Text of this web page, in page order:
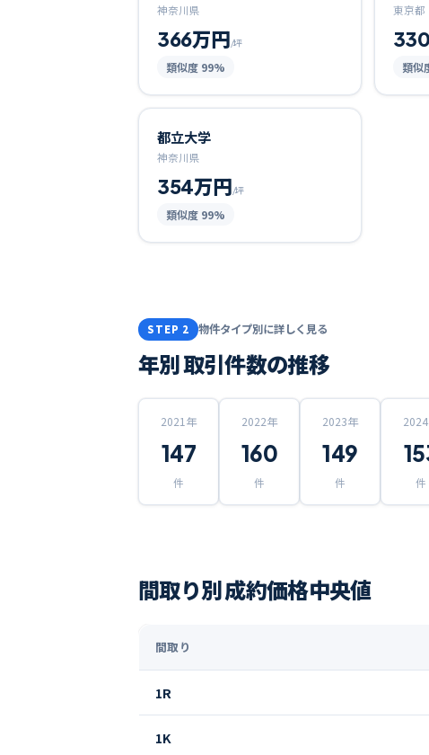
神奈川県
366万円/坪
類似度 99%
東京都
類似
都立大学
神奈川県
354万円/坪
類似度 99%
STEP 2 物件タイプ別に詳しく見る
年別 取引件数の推移
2021 年
147
件
2022年
160
件
2023年
149
件
2024
件
間取り別 成約価格中央値
間取り
1R
1K